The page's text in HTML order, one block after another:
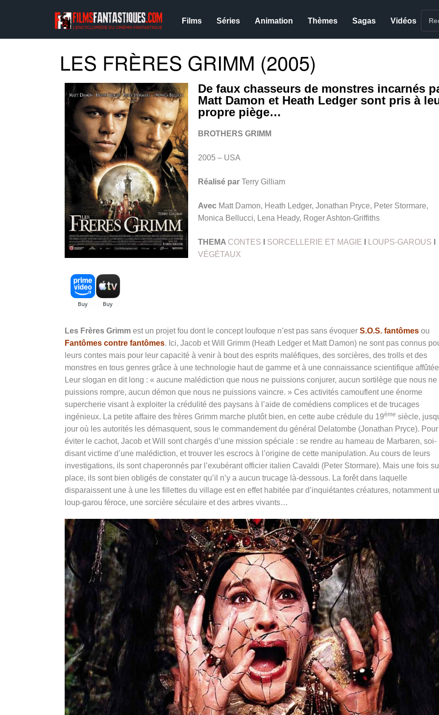
Films Séries Animation Thèmes Sagas Vidéos
LES FRÈRES GRIMM (2005)
De faux chasseurs de monstres incarnés
Matt Damon et Heath Ledger sont pris à
propre piège…
BROTHERS GRIMM
2005 – USA
Réalisé par Terry Gilliam
Avec Matt Damon, Heath Ledger, Jonathan Pryce, Peter Stormare,
Monica Bellucci, Lena Heady, Roger Ashton-Griffiths
THEMA CONTES SORCELLERIE ET MAGIE LOUPS-GAROUS
VÉGÉTAUX
Les Frères Grimm est un projet fou dont le concept loufoque n’est pas sans évoquer S.O.S. fantômes ou
Fantômes contre fantômes. Ici, Jacob et Will Grimm (Heath Ledger et Matt Damon) ne sont pas connus
leurs contes mais pour leur capacité à venir à bout des esprits maléfiques, des sorcières, des trolls et des
monstres en tous genres grâce à une technologie haut de gamme et à une connaissance scientifique
Leur slogan en dit long : « aucune malédiction que nous ne puissions conjurer, aucun sortilège que nous ne
puissions rompre, aucun démon que nous ne puissions vaincre. » Ces activités camouflent une énorme
supercherie visant à exploiter la crédulité des paysans à l’aide de comédiens complices et de trucages
ingénieux. La petite affaire des frères Grimm marche plutôt bien, en cette aube crédule du 19ème siècle,
jour où les autorités les démasquent, sous le commandement du général Delatombe (Jonathan Pryce). Pour
éviter le cachot, Jacob et Will sont chargés d’une mission spéciale : se rendre au hameau de Marbaren, soi-
disant victime d’une malédiction, et trouver les escrocs à l’origine de cette manipulation. Au cours de leurs
investigations, ils sont chaperonnés par l’exubérant officier italien Cavaldi (Peter Stormare). Mais une fois
place, ils sont bien obligés de constater qu’il n’y a aucun trucage là-dessous. La forêt dans laquelle
disparaissent une à une les fillettes du village est en effet habitée par d’inquiétantes créatures, notamment
loup-garou féroce, une sorcière séculaire et des arbres vivants…